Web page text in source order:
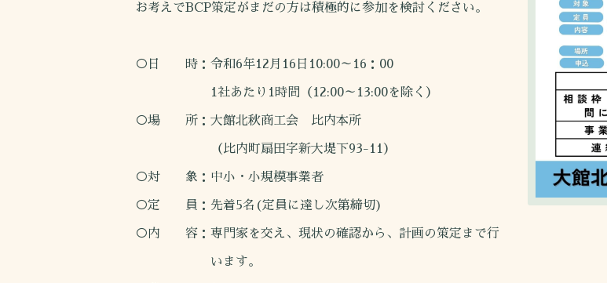
お考えでBCP策定がまだの方は積極的に参加を検討ください。
○日 時：令和6年12月16日10:00～16：00
1社あたり1時間（12:00～13:00を除く）
○場 所：大館北秋商工会 比内本所
（比内町扇田字新大堤下93-11）
○対 象：中小・小規模事業者
○定 員：先着5名(定員に達し次第締切)
○内 容：専門家を交え、現状の確認から、計画の策定まで行
います。